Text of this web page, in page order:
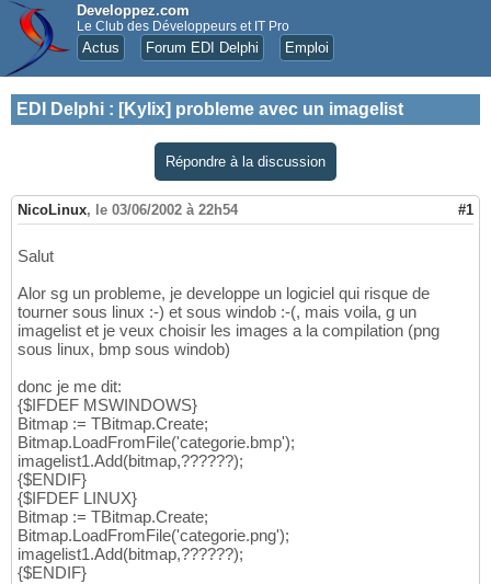
Developpez.com
Le Club des Développeurs et IT Pro
Actus Forum EDI Delphi Emploi
EDI Delphi : [Kylix] probleme avec un imagelist
Répondre à la discussion
NicoLinux, le 03/06/2002 à 22h54 #1
Salut
Alor sg un probleme, je developpe un logiciel qui risque de
tourner sous linux :-) et sous windob :-(, mais voila, g un
imagelist et je veux choisir les images a la compilation (png
sous linux, bmp sous windob)
donc je me dit:
{$IFDEF MSWINDOWS}
Bitmap := TBitmap.Create;
Bitmap.LoadFromFile('categorie.bmp');
imagelist1.Add(bitmap,??????);
{$ENDIF}
{$IFDEF LINUX}
Bitmap := TBitmap.Create;
Bitmap.LoadFromFile('categorie.png');
imagelist1.Add(bitmap,??????);
{$ENDIF}